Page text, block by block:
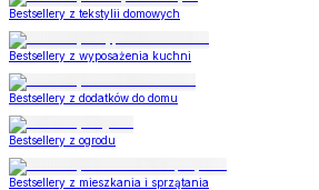
Bestsellery z tekstylii domowych
Bestsellery z wyposażenia kuchni
Bestsellery z dodatków do domu
Bestsellery z ogrodu
Bestsellery z mieszkania i sprzątania